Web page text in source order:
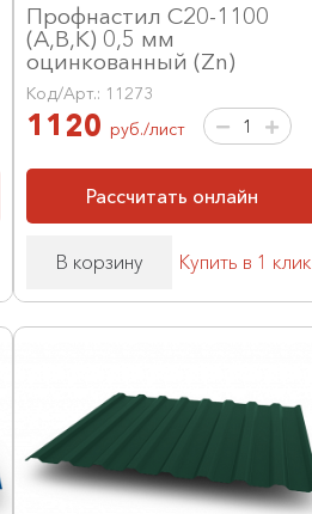
Профнастил С20-1100
(А,В,К) 0,5 мм
оцинкованный (Zn)
Код/Арт.: 11273
1120 руб./лист
Рассчитать онлайн
В корзину Купить в 1 клик